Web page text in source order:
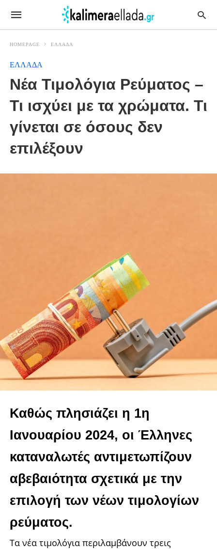
HOMEPAGE ΕΛΛΑΔΑ
ΕΛΛΑΔΑ
Νέα Τιμολόγια Ρεύματος –
Τι ισχύει με τα χρώματα. Τι
γίνεται σε όσους δεν
επιλέξουν
Καθώς πλησιάζει η 1η
Ιανουαρίου 2024, οι Έλληνες
καταναλωτές αντιμετωπίζουν
αβεβαιότητα σχετικά με την
επιλογή των νέων τιμολογίων
ρεύματος.
Τα νέα τιμολόγια περιλαμβάνουν τρεις